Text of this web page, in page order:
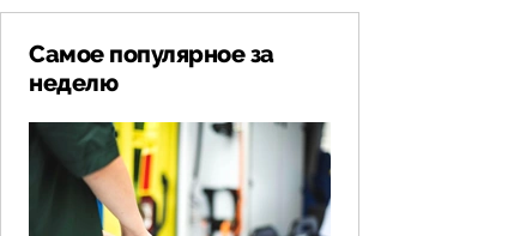
Самое популярное за
неделю